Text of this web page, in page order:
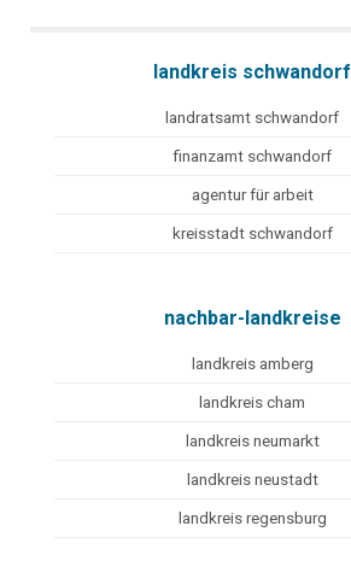
landkreis schwandorf
landratsamt schwandorf
finanzamt schwandorf
agentur für arbeit
kreisstadt schwandorf
nachbar-landkreise
landkreis amberg
landkreis cham
landkreis neumarkt
landkreis neustadt
landkreis regensburg